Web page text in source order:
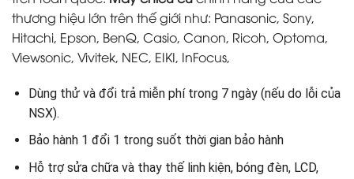
thương hiệu lớn trên thế giới như: Panasonic, Sony,
Hitachi, Epson, BenQ, Casio, Canon, Ricoh, Optoma,
Viewsonic, Vivitek, NEC, EIKI, InFocus,
Dùng thử và đổi trả miễn phí trong 7 ngày (nếu do lỗi của
NSX).
Bảo hành 1 đổi 1 trong suốt thời gian bảo hành
Hỗ trợ sửa chữa và thay thế linh kiện, bóng đèn, LCD,